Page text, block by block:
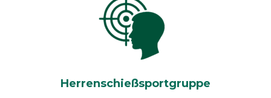
Herrenschießsportgruppe